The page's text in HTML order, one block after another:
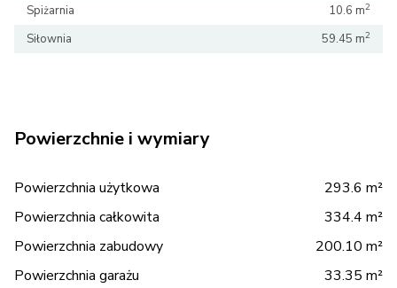
Powierzchnie i wymiary
Powierzchnia użytkowa
293.6 m²
Powierzchnia całkowita
334.4 m²
Powierzchnia zabudowy
200.10 m²
Powierzchnia garażu
33.35 m²
Spiżarnia 10.6 m2
Siłownia 59.45 m2